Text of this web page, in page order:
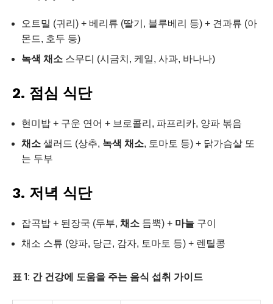
오트밀 (귀리) + 베리류 (딸기, 블루베리 등) + 견과류 (아
몬드, 호두 등)
녹색 채소 스무디 (시금치, 케일, 사과, 바나나)
2. 점심 식단
현미밥 + 구운 연어 + 브로콜리, 파프리카, 양파 볶음
채소 샐러드 (상추, 녹색 채소, 토마토 등) + 닭가슴살 또
는 두부
3. 저녁 식단
잡곡밥 + 된장국 (두부, 채소 듬뿍) + 마늘 구이
채소 스튜 (양파, 당근, 감자, 토마토 등) + 렌틸콩
표 1: 간 건강에 도움을 주는 음식 섭취 가이드